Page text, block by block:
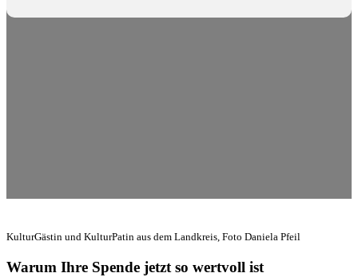
KulturGästin und KulturPatin aus dem Landkreis, Foto Daniela Pfeil
Warum Ihre Spende jetzt so wertvoll ist